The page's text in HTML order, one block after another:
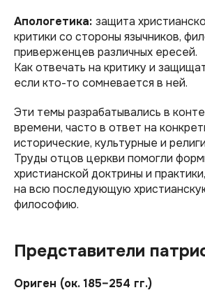
Апологетика: защита
критики со стороны язычников,
приверженцев различных ересей.
Как отвечать на критику и
если кто-то сомневается в ней.
Эти темы разрабатывались в
времени, часто в ответ на
исторические, культурные и
Труды отцов церкви помогли
христианской доктрины и
на всю последующую
философию.
Представители
Ориген (ок. 185–254 гг.)